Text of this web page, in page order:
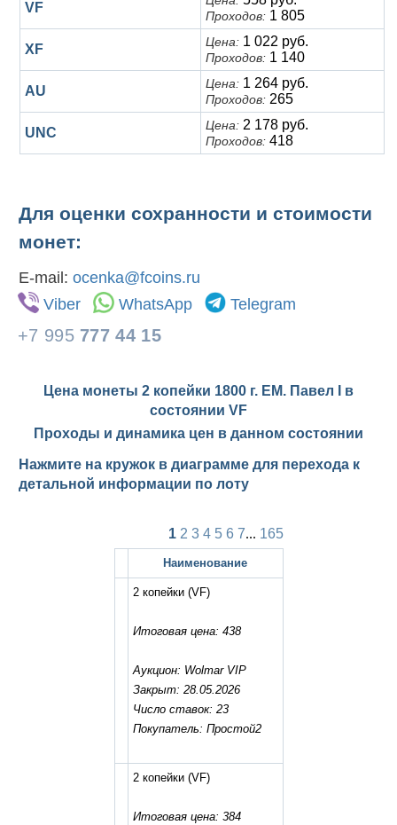
VF
Проходов: 1 805
XF Цена: 1 022 руб.
Проходов: 1 140
AU Цена: 1 264 руб.
Проходов: 265
UNC Цена: 2 178 руб.
Проходов: 418
Для оценки сохранности и стоимости
монет:
E-mail: ocenka@fcoins.ru
Viber
WhatsApp Telegram
+7 995 777 44 15
Цена монеты 2 копейки 1800 г. ЕМ. Павел I в
состоянии VF
Проходы и динамика цен в данном состоянии
Нажмите на кружок в диаграмме для перехода к
детальной информации по лоту
1 2 3 4 5 6 7... 165
Наименование
2 копейки(VF)
Итоговая цена: 438
Аукцион: Wolmar VIP
Закрыт: 28.05.2026
Число ставок: 23
Покупатель: Простой2
2 копейки(VF)
Итоговая цена: 384